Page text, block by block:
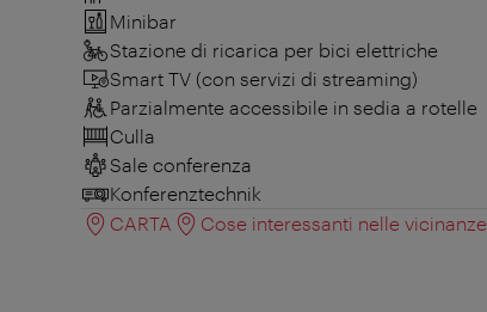
Minibar
Stazione di ricarica per bici elettriche
Smart TV (con servizi di streaming)
Parzialmente accessibile in sedia a rotelle
Culla
Sale conferenza
Konferenztechnik
CARTA
Cose interessanti nelle vicinanze